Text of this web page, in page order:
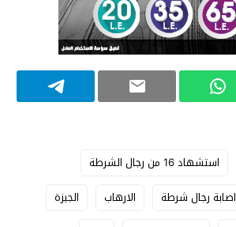
استشهاد 16 من رجال الشرطة
اصابة رجال شرطة الارهاب
الجيزة